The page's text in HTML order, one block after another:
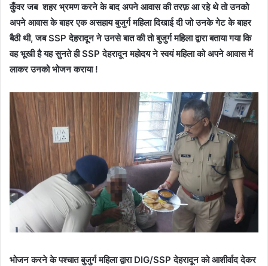
कुँवर जब शहर भ्रमण करने के बाद अपने आवास की तरफ़ आ रहे थे तो उनको
अपने आवास के बाहर एक असहाय बुजुर्ग महिला दिखाई दी जो उनके गेट के बाहर
बैठी थी, जब SSP देहरादून ने उनसे बात की तो बुजुर्ग महिला द्वारा बताया गया कि
वह भूखी है यह सुनते ही SSP देहरादून महोदय ने स्वयं महिला को अपने आवास में
लाकर उनको भोजन कराया !
भोजन करने के पश्चात बुजुर्ग महिला द्वारा DIG/SSP देहरादून को आशीर्वाद देकर